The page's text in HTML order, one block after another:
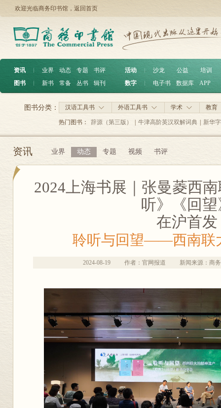
欢迎光临商务印书馆， 返回首页
资讯 ︱ 业界 动态 专题
书评
图书
︱ 新书 常备 丛书 辑刊
活动 沙龙 公益
培训
数字
电子书 数据库 APP
汉语工具书 外语工具书 学术 教育
图书分类：
热门图书： 辞源（第三版） 牛津高阶英汉双解词典 新华
资讯 业界 动态 专题 视频 书评
2024上海书展｜张曼菱西
听》《回望
在沪首发
聆听与回望——西南联
2024-08-19 作者：官网报道 新闻来源：商